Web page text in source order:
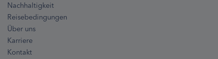
Nachhaltigkeit
Reisebedingungen
Über uns
Karriere
Kontakt